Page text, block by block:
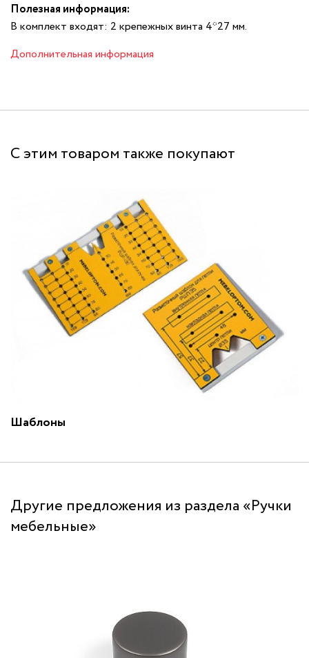
Полезная информация:
В комплект входят: 2 крепежных винта 4*27 мм.
Дополнительная информация
С этим товаром также покупают
Шаблоны
Другие предложения из раздела «Ручки
мебельные»